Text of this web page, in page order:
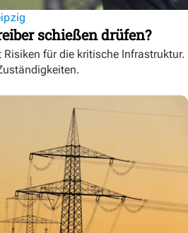
schießen drüfen?
für die kritische Infrastruktur.